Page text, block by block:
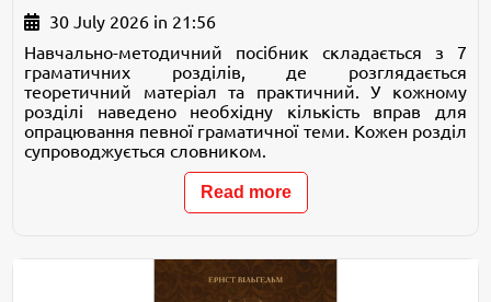
30 July 2026 in 21:56
Навчально-методичний посібник складається з 7
граматичних розділів, де розглядається
теоретичний матеріал та практичний. У кожному
розділі наведено необхідну кількість вправ для
опрацювання певної граматичної теми. Кожен розділ
супроводжується словником.
Read more